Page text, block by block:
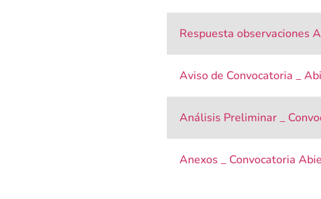
Respuesta observaciones
Aviso de Convocatoria _
Análisis Preliminar _
Anexos _ Convocatoria